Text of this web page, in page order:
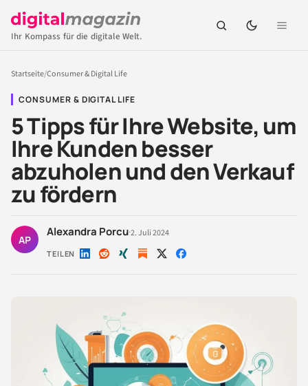
Ihr Kompass für die digitale Welt.
Startseite/Consumer & Digital Life
CONSUMER & DIGITAL LIFE
5 Tipps für Ihre Website, um
Ihre Kunden besser
abzuholen und den Verkauf
zu fördern
AP
Alexandra Porcu·2. Juli 2024
TEILEN Auf Auf Auf Auf Auf